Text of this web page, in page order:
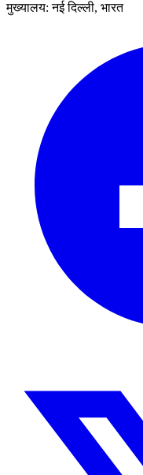
मुख्यालय: नई दिल्ली, भारत